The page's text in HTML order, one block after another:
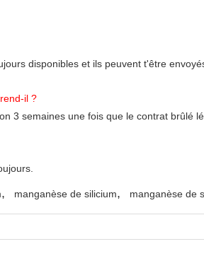
disponibles et ils peuvent t'être
il ?
3 semaines une fois que le contrat brûlé
, manganèse de silicium, manganèse de